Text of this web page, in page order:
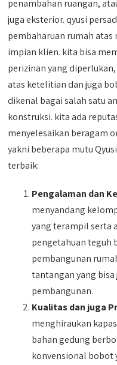
penambahan ruangan,
juga eksterior. qyusi
pembaharuan rumah
impian klien. kita bisa
perizinan yang
atas ketelitian dan juga
dikenal bagai salah satu
konstruksi. kita ada
menyelesaikan beragam
yakni beberapa mutu
terbaik:
Pengalaman dan
menyandang
yang terampil serta
pengetahuan teguh
pembangunan
tantangan yang
pembangunan.
Kualitas dan juga
menghiraukan
bahan gedung
konvensional